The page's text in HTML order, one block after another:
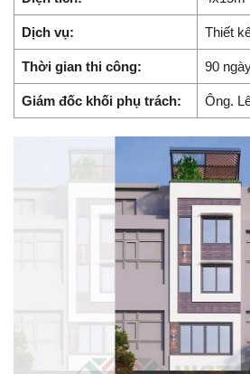
Dịch vụ: Thiết
Thời gian thi công: 90
Giám đốc khối phụ trách: Ông.